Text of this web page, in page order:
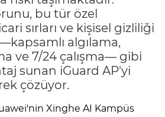
bu tür özel
sırları ve kişisel gizliliği
algılama,
ve 7/24 çalışma— gibi
sunan iGuard AP'yi
çözüyor.
Xinghe AI Kampüs